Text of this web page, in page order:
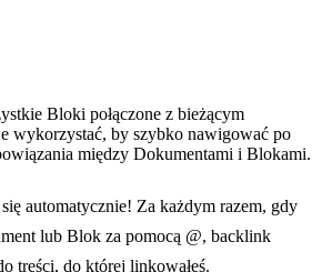
Bloki połączone z bieżącym
wykorzystać, by szybko nawigować po
między Dokumentami i Blokami.
automatycznie! Za każdym razem, gdy
lub Blok za pomocą @, backlink
treści, do której linkowałeś.